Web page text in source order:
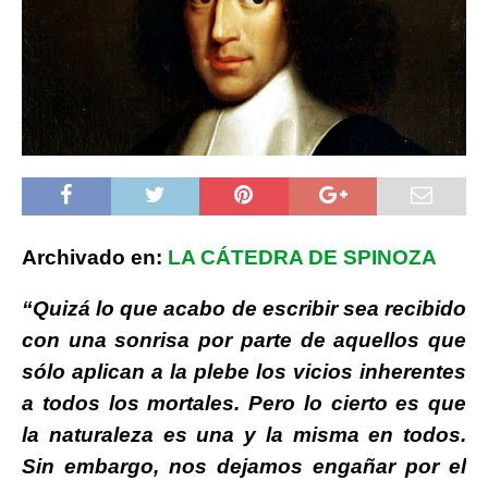
Archivado en: LA CÁTEDRA DE SPINOZA
“Quizá lo que acabo de escribir sea recibido
con una sonrisa por parte de aquellos que
sólo aplican a la plebe los vicios inherentes
a todos los mortales. Pero lo cierto es que
la naturaleza es una y la misma en todos.
Sin embargo, nos dejamos engañar por el